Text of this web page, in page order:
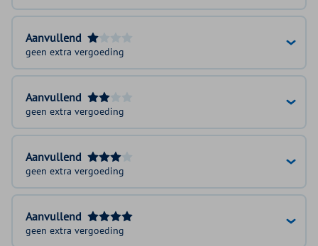
Aanvullend
geen extra vergoeding
Aanvullend
geen extra vergoeding
Aanvullend
geen extra vergoeding
Aanvullend
geen extra vergoeding